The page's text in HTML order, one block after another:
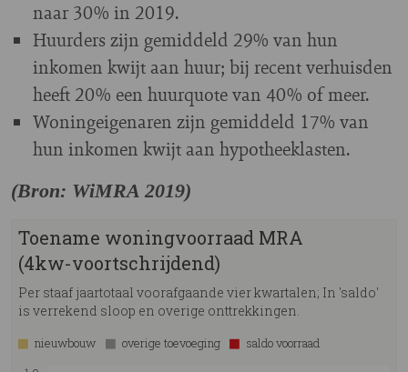
naar 30% in 2019.
Huurders zijn gemiddeld 29% van hun
inkomen kwijt aan huur; bij recent verhuisden
heeft 20% een huurquote van 40% of meer.
Woningeigenaren zijn gemiddeld 17% van
hun inkomen kwijt aan hypotheeklasten.
(Bron: WiMRA 2019)